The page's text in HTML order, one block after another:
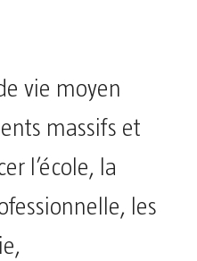
vie moyen
massifs et
l’école, la
les